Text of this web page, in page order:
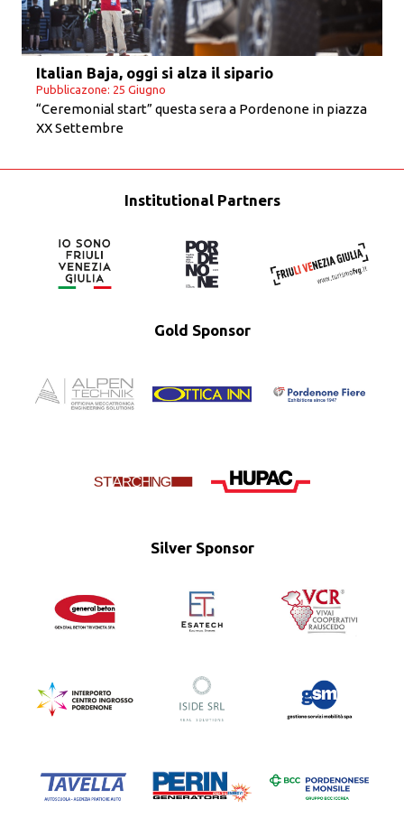
Italian Baja, oggi si alza il sipario
Pubblicazone: 25 Giugno
“Ceremonial start” questa sera a Pordenone in piazza
XX Settembre
Institutional Partners
Gold Sponsor
Silver Sponsor